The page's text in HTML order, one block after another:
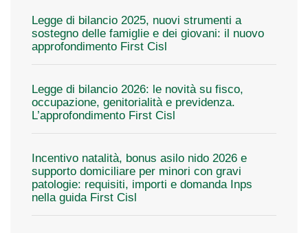
Legge di bilancio 2025, nuovi strumenti a
sostegno delle famiglie e dei giovani: il nuovo
approfondimento First Cisl
Legge di bilancio 2026: le novità su fisco,
occupazione, genitorialità e previdenza.
L’approfondimento First Cisl
Incentivo natalità, bonus asilo nido 2026 e
supporto domiciliare per minori con gravi
patologie: requisiti, importi e domanda Inps
nella guida First Cisl